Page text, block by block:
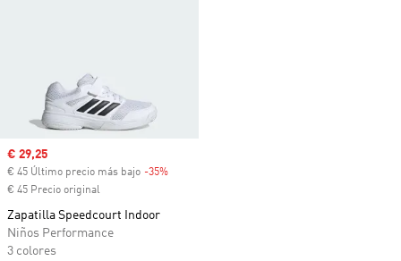
Precio de venta
€ 29,25
€ 45 Último precio más bajo -35%
€ 45 Precio original
Zapatilla Speedcourt Indoor
Niños Performance
3 colores